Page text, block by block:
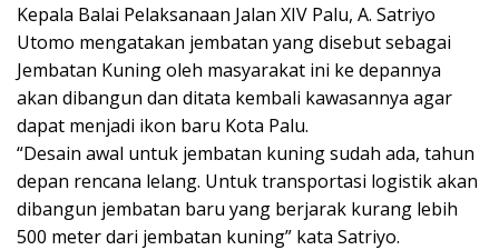
Kepala Balai Pelaksanaan Jalan XIV Palu, A. Satriyo
Utomo mengatakan jembatan yang disebut sebagai
Jembatan Kuning oleh masyarakat ini ke depannya
akan dibangun dan ditata kembali kawasannya agar
dapat menjadi ikon baru Kota Palu.
“Desain awal untuk jembatan kuning sudah ada, tahun
depan rencana lelang. Untuk transportasi logistik akan
dibangun jembatan baru yang berjarak kurang lebih
500 meter dari jembatan kuning” kata Satriyo.